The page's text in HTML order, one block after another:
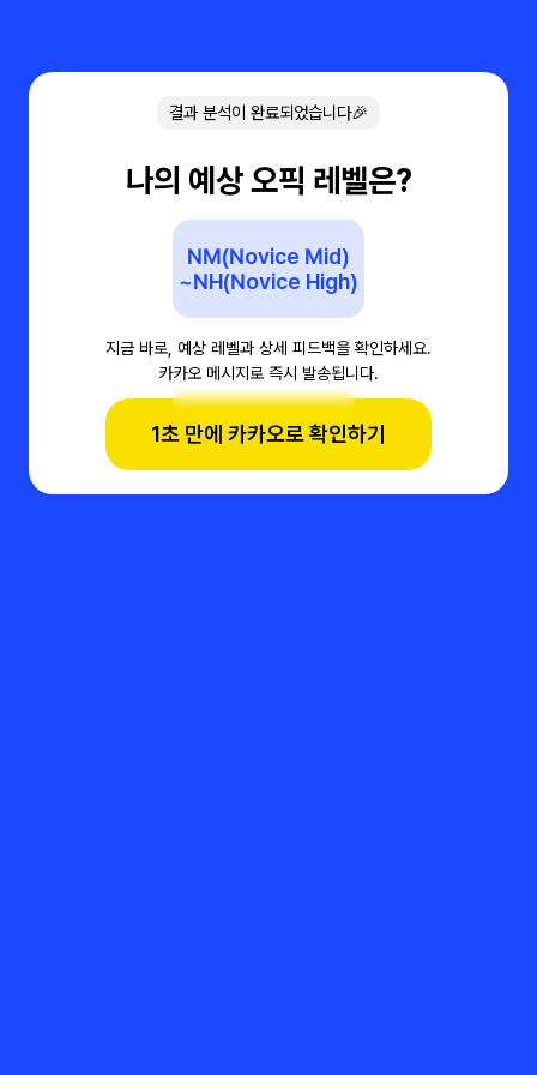
결과 분석이 완료되었습니다🎉
나의 예상 오픽 레벨은?
NM(Novice Mid)
~NH(Novice High)
지금 바로, 예상 레벨과 상세 피드백을 확인하세요.
카카오 메시지로 즉시 발송됩니다.
1초 만에 카카오로 확인하기